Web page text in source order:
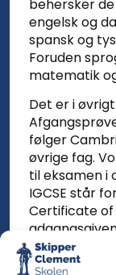
behersker
engelsk og
spansk og
Foruden
matematik
Det er i
følger
øvrige fag.
til eksamen i
IGCSE står
Certificate of
over det
Danmark.